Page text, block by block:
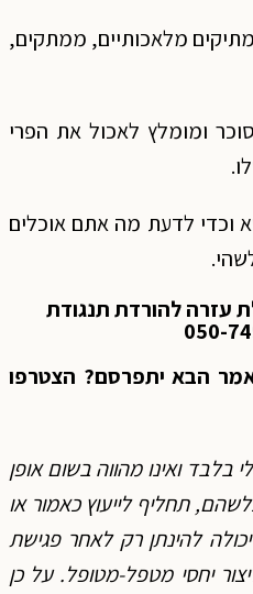
מלאכותיים, ממתקים,
ומומלץ לאכול את הפרי
וכדי לדעת מה אתם אוכלים
עזרה להורדת תנגודת
הבא יתפרסם? הצטרפו
בלבד ואינו מהווה בשום אופן
כלשהם, תחליף לייעוץ כאמור או
להינתן רק לאחר פגישת
יחסי מטפל-מטופל. על כן